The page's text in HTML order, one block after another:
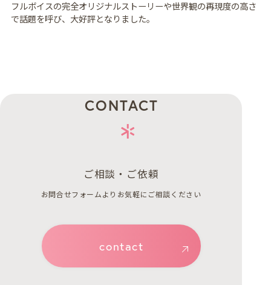
COLUMNNDOのノート
フルボイスの完全オリジナルストーリーや世界観の再現度の高さ
で話題を呼び、大好評となりました。
CONTACT
ご相談・ご依頼
お問合せフォームよりお気軽にご相談ください
contact